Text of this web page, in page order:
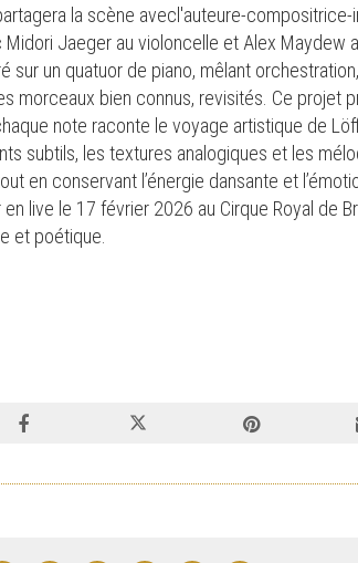
la scène avecl'auteure-
Midori Jaeger au violoncelle et Alex Maydew
sur un quatuor de piano, mêlant
morceaux bien connus, revisités. Ce projet
note raconte le voyage artistique de
subtils, les textures analogiques et les
en conservant l’énergie dansante et
live le 17 février 2026 au Cirque Royal de
et poétique.